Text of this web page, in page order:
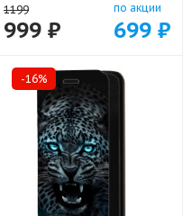
1199
999 ₽
по акции
699 ₽
-16%